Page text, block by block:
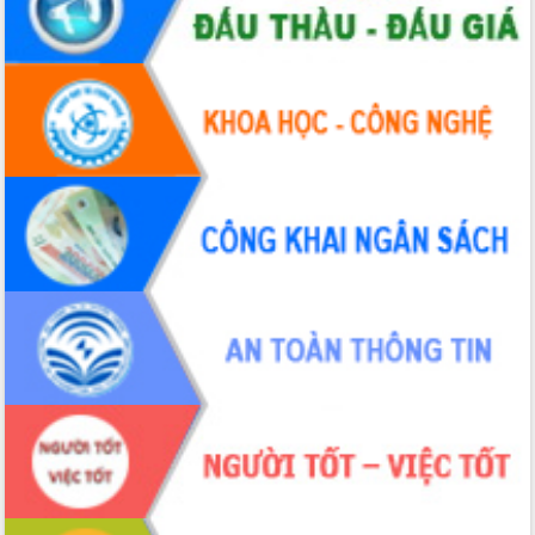
Hội nghị Ban Chấp hành Đảng bộ tỉnh
Đắk Lắk lần thứ 2 (mở rộng)
Tập trung giải phóng mặt bằng, đẩy
nhanh tiến độ Tuyến đường bộ ven
biển
Gỡ khó, khởi công xây dựng, sửa chữa
toàn bộ nhà ở cho hộ dân đúng tiến độ
đề ra
UBND tỉnh Đắk Lắk tổng kết công tác
quốc phòng, quân sự địa phương năm
2025
Tập trung triển khai quyết liệt, đồng bộ
các giải pháp nhằm thực hiện hiệu quả
các nhiệm vụ đề ra năm 2025
Phát huy vai trò của người có uy tín
trong phòng chống tảo hôn và hôn
nhân cận huyết thống
Nông sản Tây Nguyên thu hút doanh
nghiệp nước ngoài
Đắk Lắk định vị thương hiệu du lịch
“Biển – Rừng – Cà phê” trong không